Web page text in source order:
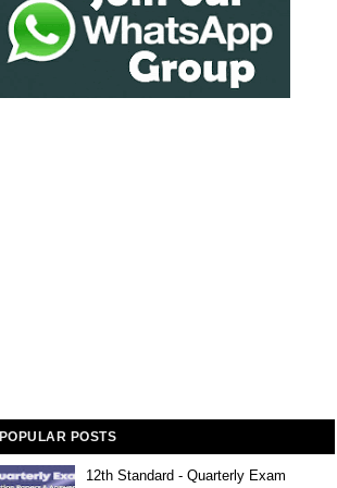
POPULAR POSTS
12th Standard - Quarterly Exam